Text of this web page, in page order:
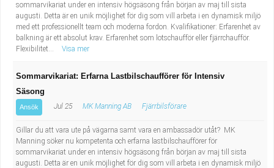
Kock, storhushåll
Undersköterska, vård- o specialavd. o mottagning
Bibliotekarie
Administrativ assistent
Lärare i gymnasiet
sommarvikariat under en intensiv högsäsong från början av maj till sista
augusti. Detta är en unik möjlighet för dig som vill arbeta i en dynamisk miljö
med ett professionellt team och moderna fordon. Kvalifikationer: Erfarenhet av
balkning är ett absolut krav. Erfarenhet som lotschaufför eller fjärrchaufför.
Flexibilitet...
Visa mer
Sommarvikariat: Erfarna Lastbilschaufförer för Intensiv
Säsong
Ansök Jul 25 MK Manning AB Fjärrbilsförare
Gillar du att vara ute på vägarna samt vara en ambassadör utåt? MK
Manning söker nu kompetenta och erfarna lastbilschaufförer för
sommarvikariat under en intensiv högsäsong från början av maj till sista
augusti. Detta är en unik möjlighet för dig som vill arbeta i en dynamisk miljö